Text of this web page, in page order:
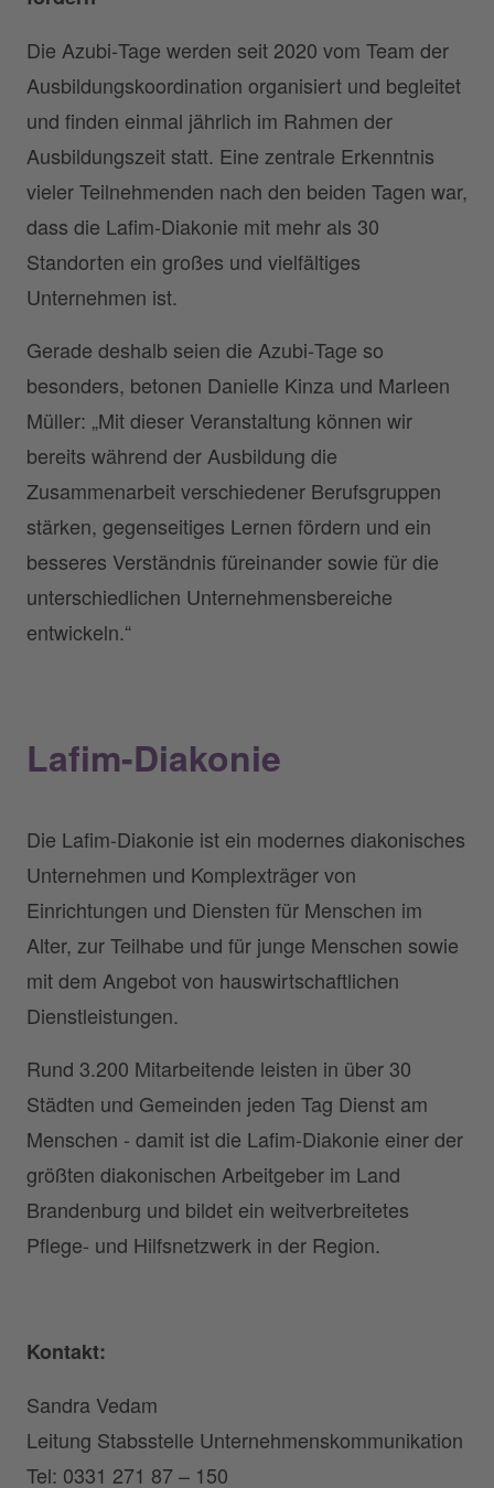
Die Azubi‑Tage werden seit 2020 vom Team der
Ausbildungskoordination organisiert und begleitet
und finden einmal jährlich im Rahmen der
Ausbildungszeit statt. Eine zentrale Erkenntnis
vieler Teilnehmenden nach den beiden Tagen war,
dass die Lafim‑Diakonie mit mehr als 30
Standorten ein großes und vielfältiges
Unternehmen ist.
Gerade deshalb seien die Azubi‑Tage so
besonders, betonen Danielle Kinza und Marleen
Müller: „Mit dieser Veranstaltung können wir
bereits während der Ausbildung die
Zusammenarbeit verschiedener Berufsgruppen
stärken, gegenseitiges Lernen fördern und ein
besseres Verständnis füreinander sowie für die
unterschiedlichen Unternehmensbereiche
entwickeln.“
Lafim-Diakonie
Die Lafim-Diakonie ist ein modernes diakonisches
Unternehmen und Komplexträger von
Einrichtungen und Diensten für Menschen im
Alter, zur Teilhabe und für junge Menschen sowie
mit dem Angebot von hauswirtschaftlichen
Dienstleistungen.
Rund 3.200 Mitarbeitende leisten in über 30
Städten und Gemeinden jeden Tag Dienst am
Menschen - damit ist die Lafim-Diakonie einer der
größten diakonischen Arbeitgeber im Land
Brandenburg und bildet ein weitverbreitetes
Pflege- und Hilfsnetzwerk in der Region.
Kontakt:
Sandra Vedam
Leitung Stabsstelle Unternehmenskommunikation
Tel: 0331 271 87 – 150